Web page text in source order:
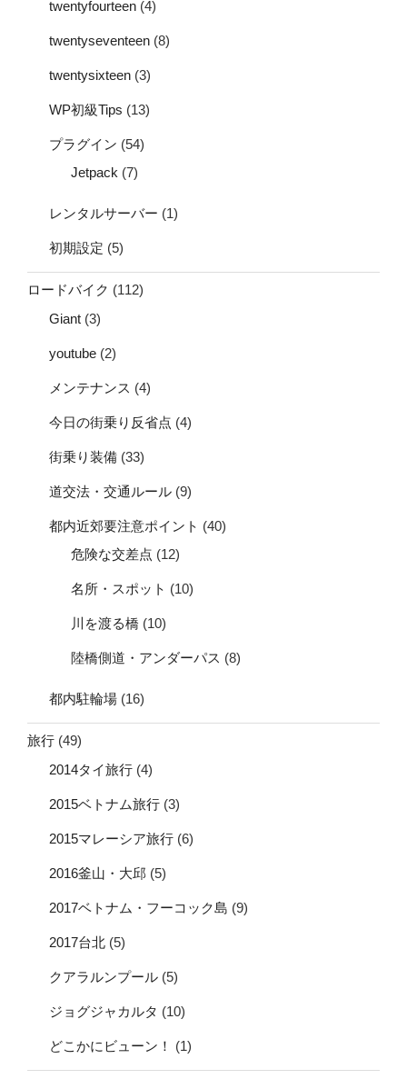
twentyfourteen (4)
twentyseventeen (8)
twentysixteen (3)
WP初級Tips (13)
プラグイン (54)
Jetpack (7)
レンタルサーバー (1)
初期設定 (5)
ロードバイク (112)
Giant (3)
youtube (2)
メンテナンス (4)
今日の街乗り反省点 (4)
街乗り装備 (33)
道交法・交通ルール (9)
都内近郊要注意ポイント (40)
危険な交差点 (12)
名所・スポット (10)
川を渡る橋 (10)
陸橋側道・アンダーパス (8)
都内駐輪場 (16)
旅行 (49)
2014タイ旅行 (4)
2015ベトナム旅行 (3)
2015マレーシア旅行 (6)
2016釜山・大邱 (5)
2017ベトナム・フーコック島 (9)
2017台北 (5)
クアラルンプール (5)
ジョグジャカルタ (10)
どこかにビューン！ (1)